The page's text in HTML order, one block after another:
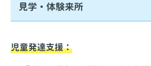
見学・体験来所
児童発達支援：